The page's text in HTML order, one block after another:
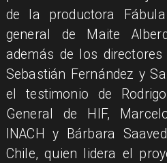
de la productora
general de Maite
además de los
Sebastián Fernández y
el testimonio de
General de HIF,
INACH y Bárbara
Chile, quien lidera el